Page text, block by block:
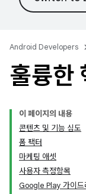
Android Developers
훌륭한
이 페이지의 내용
콘텐츠 및 기능 심도
폼 팩터
마케팅 애셋
사용자 측정항목
Google Play 가이드